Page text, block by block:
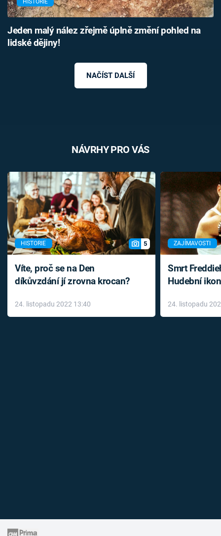
Jeden malý nález zřejmě úplně změní pohled na
lidské dějiny!
NAČÍST DALŠÍ
NÁVRHY PRO VÁS
HISTORIE 5
Víte, proč se na Den
díkůvzdání jí zrovna krocan?
24. listopadu 2022 13:40
ZAJÍMAVOSTI
Smrt
Hudební
léky
24. listopadu